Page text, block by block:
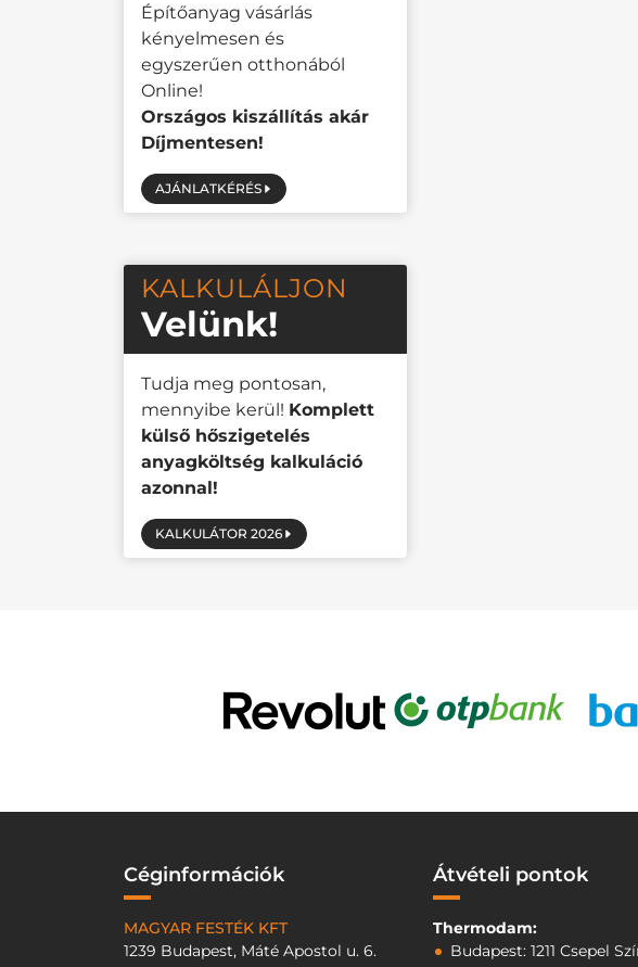
Építőanyag vásárlás
kényelmesen és
egyszerűen otthonából
Online!
Országos kiszállítás akár
Díjmentesen!
AJÁNLATKÉRÉS
KALKULÁLJON
Velünk!
Tudja meg pontosan,
mennyibe kerül! Komplett
külső hőszigetelés
anyagköltség kalkuláció
azonnal!
KALKULÁTOR 2026
Céginformációk
MAGYAR FESTÉK KFT
1239 Budapest, Máté Apostol u. 6.
Átvételi pontok
Thermodam:
Budapest: 1211 Csepel